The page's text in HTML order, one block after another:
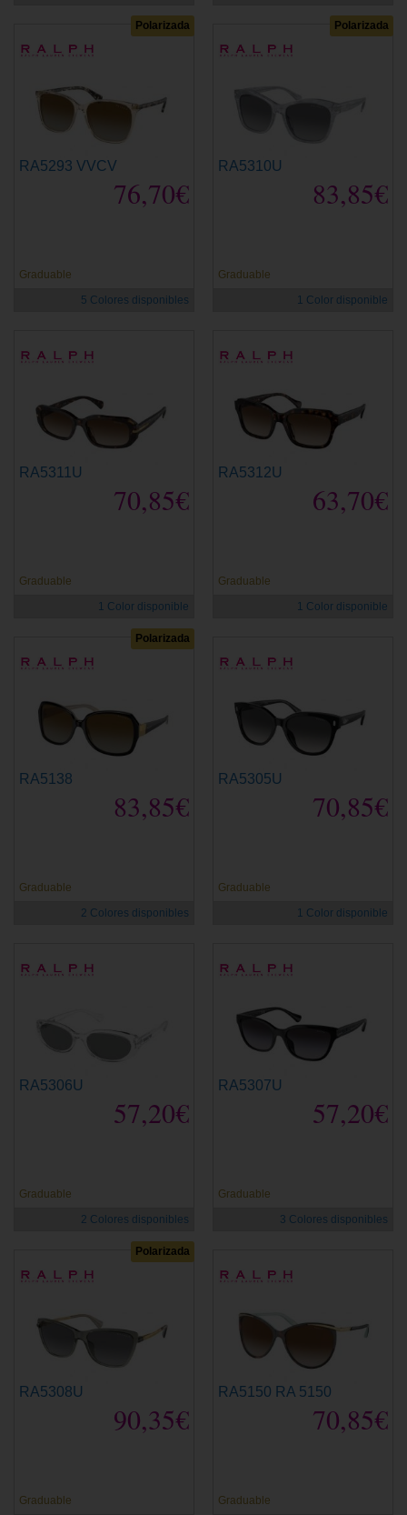
Polarizada
RA5293 VVCV
76,70€
Graduable
5 Colores disponibles
Polarizada
RA5310U
83,85€
Graduable
1 Color disponible
RA5311U
70,85€
Graduable
1 Color disponible
RA5312U
63,70€
Graduable
1 Color disponible
Polarizada
RA5138
83,85€
Graduable
2 Colores disponibles
RA5305U
70,85€
Graduable
1 Color disponible
RA5306U
57,20€
Graduable
2 Colores disponibles
RA5307U
57,20€
Graduable
3 Colores disponibles
Polarizada
RA5308U
90,35€
Graduable
RA5150 RA 5150
70,85€
Graduable